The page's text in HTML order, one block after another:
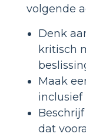
volgende
Denk
kritisch
Maak
inclusief
dat